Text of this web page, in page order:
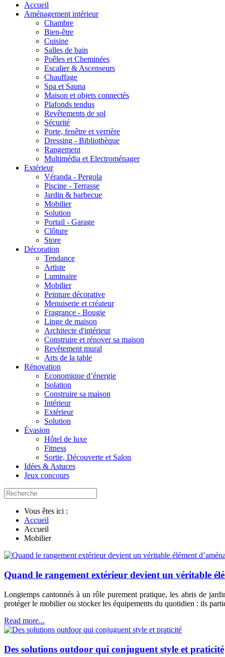
Accueil
Aménagement intérieur
Chambre
Bien-être
Cuisine
Salles de bain
Poêles et Cheminées
Escalier & Ascenseurs
Chauffage
Spa et Sauna
Maison et objets connectés
Plafonds tendus
Revêtements de sol
Sécurité
Porte, fenêtre et verrière
Dressing - Bibliothèque
Rangement
Multimédia et Electroménager
Extérieur
Véranda - Pergola
Piscine - Terrasse
Jardin & barbecue
Mobilier
Solution
Portail - Garage
Clôture
Store
Décoration
Tendance
Artiste
Luminaire
Mobilier
Peinture décorative
Menuiserie et créateur
Fragrance - Bougie
Linge de maison
Architecte d'intérieur
Construire et rénover sa maison
Revêtement mural
Arts de la table
Rénovation
Economique d’énergie
Isolation
Construire sa maison
Intérieur
Extérieur
Solution
Évasion
Hôtel de luxe
Fitness
Sortie, Découverte et Salon
Idées & Astuces
Jeux concours
Vous êtes ici :
Accueil
Accueil
Mobilier
Quand le rangement extérieur devient un véritable
Longtemps cantonnés à un rôle purement pratique, les abris de
protéger le mobilier ou stocker les équipements du quotidien : ils
Read more...
Des solutions outdoor qui conjuguent style et praticité